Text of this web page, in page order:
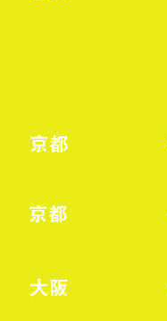
京都
京都
​大阪